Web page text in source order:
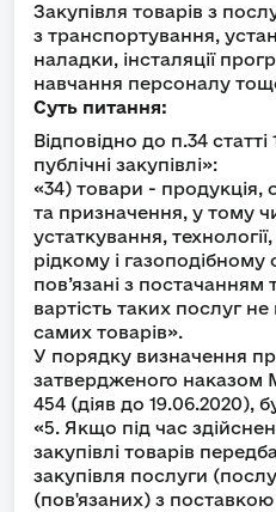
Закупівля товарів з
з транспортування,
наладки, інсталяції
навчання персоналу
Суть питання:
Відповідно до п.34
публічні закупівлі»:
«34) товари - продукція,
та призначення, у тому
устаткування,
рідкому і газоподібному
пов’язані з постачанням
вартість таких послуг
самих товарів».
У порядку визначення
затвердженого наказом
454 (діяв до 19.06.2020),
«5. Якщо під час
закупівлі товарів
закупівля послуги
(пов'язаних) з